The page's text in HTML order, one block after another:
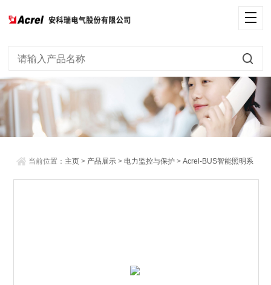
当前位置： 主页 > 产品展示 > 电力监控与保护 >Acrel-BUS智能照明系